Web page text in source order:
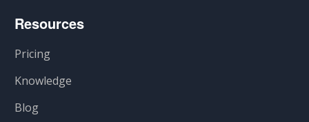
Resources
Pricing
Knowledge
Blog